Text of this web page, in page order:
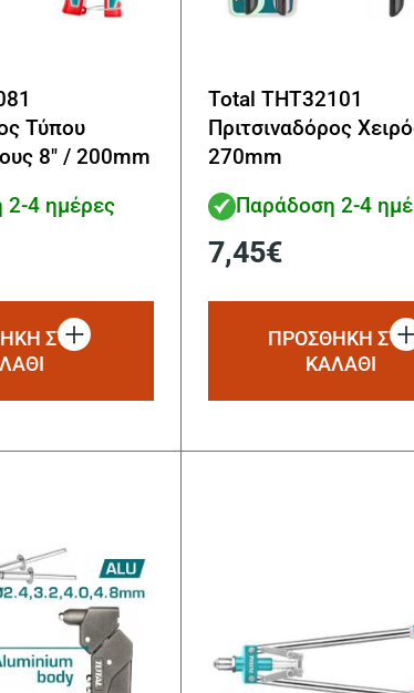
Τύπου
8″ / 200mm
4 ημέρες
ΣΤΟ
Total THT32101
Πριτσιναδόρος
270mm
Παράδοση 2-4
7,45€
ΠΡΟΣΘΗΚΗ ΣΤΟ
ΚΑΛΑΘΙ